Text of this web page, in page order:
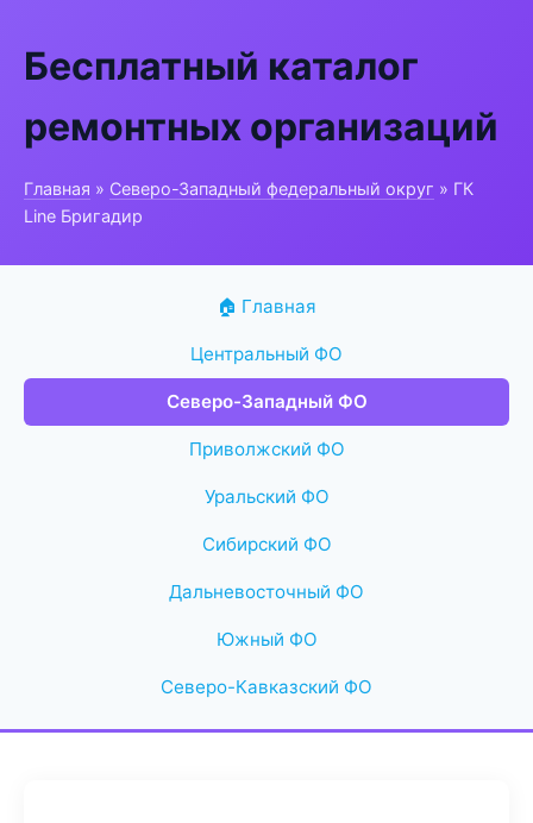
Бесплатный каталог
ремонтных организаций
Главная » Северо-Западный федеральный округ » ГК
Line Бригадир
🏠 Главная
Центральный ФО
Северо-Западный ФО
Приволжский ФО
Уральский ФО
Сибирский ФО
Дальневосточный ФО
Южный ФО
Северо-Кавказский ФО